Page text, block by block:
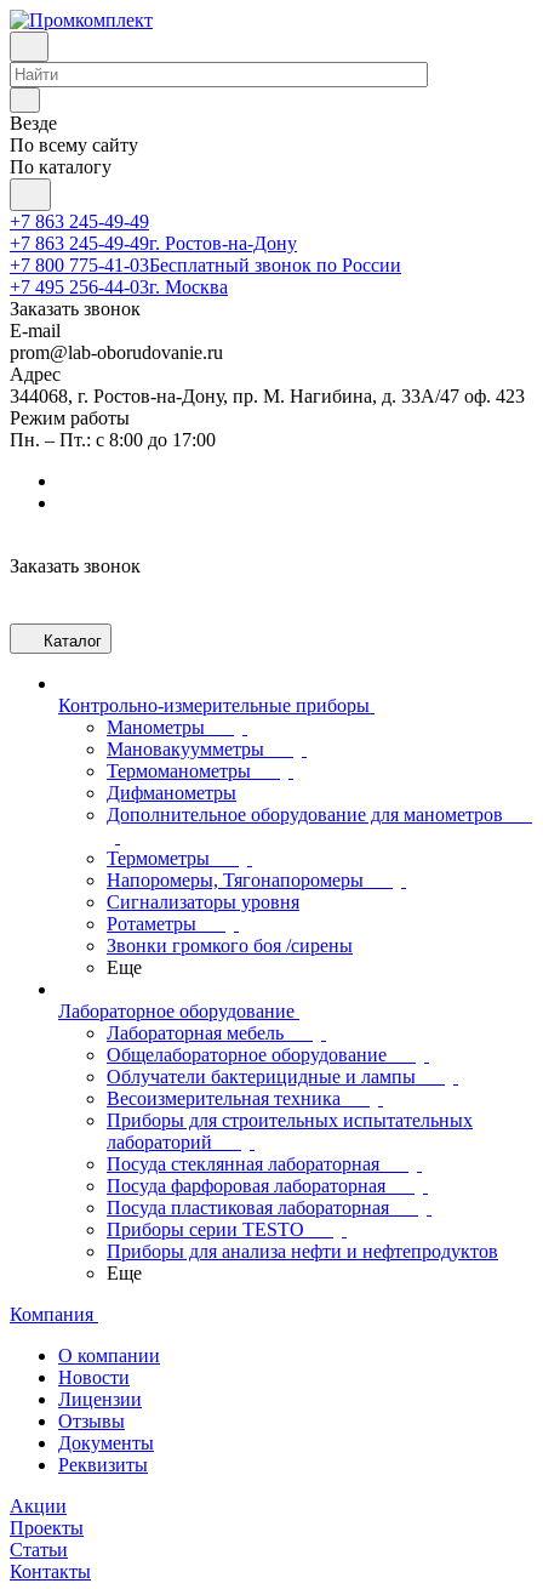
Везде
По всему сайту
По каталогу
+7 863 245-49-49
+7 863 245-49-49г. Ростов-на-Дону
+7 800 775-41-03Бесплатный звонок по России
+7 495 256-44-03г. Москва
Заказать звонок
E-mail
prom@lab-oborudovanie.ru
Адрес
344068, г. Ростов-на-Дону, пр. М. Нагибина, д. 33А/47 оф. 423
Режим работы
Пн. – Пт.: с 8:00 до 17:00
Заказать звонок
Каталог
Контрольно-измерительные приборы
Манометры
Мановакуумметры
Термоманометры
Дифманометры
Дополнительное оборудование для манометров
Термометры
Напоромеры, Тягонапоромеры
Сигнализаторы уровня
Ротаметры
Звонки громкого боя /сирены
Еще
Лабораторное оборудование
Лабораторная мебель
Общелабораторное оборудование
Облучатели бактерицидные и лампы
Весоизмерительная техника
Приборы для строительных испытательных
лабораторий
Посуда стеклянная лабораторная
Посуда фарфоровая лабораторная
Посуда пластиковая лабораторная
Приборы серии TESTO
Приборы для анализа нефти и нефтепродуктов
Еще
Компания
О компании
Новости
Лицензии
Отзывы
Документы
Реквизиты
Акции
Проекты
Статьи
Контакты